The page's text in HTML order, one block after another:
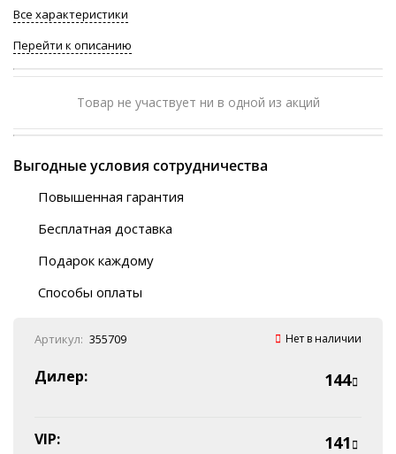
Все характеристики
Перейти к описанию
Товар не участвует ни в одной из акций
Выгодные условия сотрудничества
Повышенная гарантия
Бесплатная доставка
Автобусы (по ЮФО)
“BlaBlaCar” (по ЮФО)
Подарок каждому
Способы оплаты
Наличные
Эквайринг
Оплата на P/C
Артикул: 355709 Нет в наличии
Дилер: 144
VIP: 141